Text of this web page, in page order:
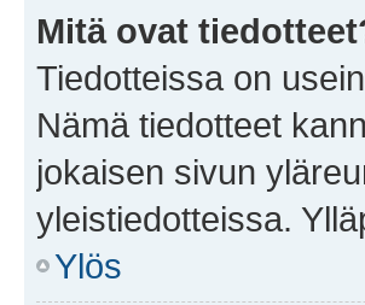
Mitä ovat
Tiedotteissa on
Nämä tiedotteet
jokaisen sivun
yleistiedotteissa.
Ylös